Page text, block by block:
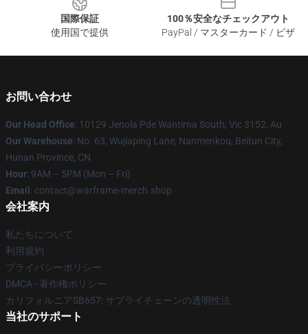
国際保証
使用国で提供
100％安全なチェックアウト
PayPal / マスターカード / ビザ
お問い合わせ
Our Head Office: 10129 Jenola Pde Wantirna South, Vic 3152, Au
Our Warehouse: No. 63, Wujiaping Lane, Nanmenkou, Beitun City,
Hunan Province, CN
Hour: 9AM – 5PM (Mon – Fri)
Email : contact@warframe-merch.shop
会社案内
私たちについて
利用規約
プライバシーポリシー
DMCA - 著作権ポリシー
カリフォルニアSB657: サプライチェーンの透明性法
当社のサポート